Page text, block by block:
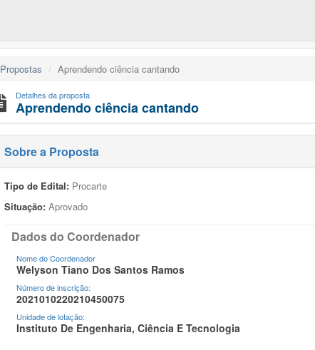
Propostas Aprendendo ciência cantando
Detalhes da proposta
Aprendendo ciência cantando
Sobre a Proposta
Tipo de Edital: Procarte
Situação: Aprovado
Dados do Coordenador
Nome do Coordenador
Welyson Tiano Dos Santos Ramos
Número de inscrição:
2021010220210450075
Unidade de lotação:
Instituto De Engenharia, Ciência E Tecnologia